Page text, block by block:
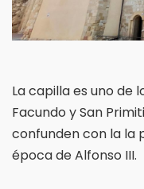
La capilla es uno de
Facundo y San
confunden con la la
época de Alfonso III.